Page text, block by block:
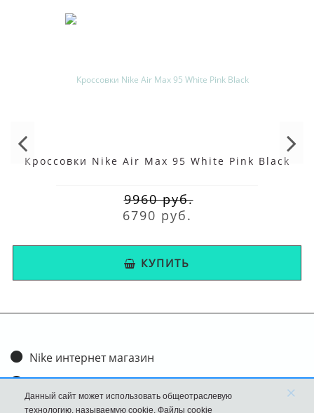
Кроссовки Nike Air Max 95 White Pink Black
9960 руб.
6790 руб.
КУПИТЬ
Nike интернет магазин
Доставка и оплата
Обмен и возврат
Данный сайт может использовать общеотраслевую
технологию, называемую cookie. Файлы cookie
×